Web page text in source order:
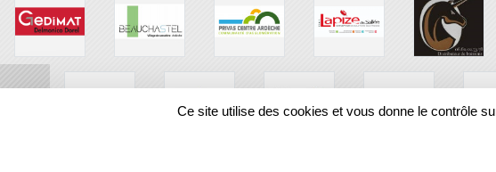
Ce site utilise des cookies et vous donne le contrôle